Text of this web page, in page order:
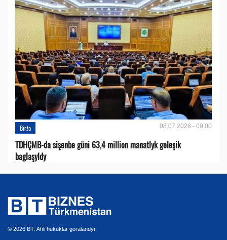
Birža 08.07.2026 - 09:00
TDHÇMB-da sişenbe güni 63,4 million manatlyk geleşik
baglaşyldy
© 2026 BT. Ähli hukuklar goralandyr.